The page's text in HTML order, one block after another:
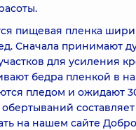
пищевая пленка
Сначала принимают
для усиления
бедра пленкой в
пледом и ожидают
составляет
на нашем сайте